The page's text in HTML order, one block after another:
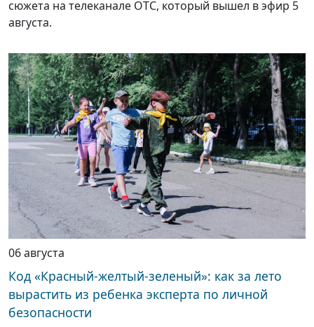
сюжета на телеканале ОТС, который вышел в эфир 5
августа.
06 августа
Код «Красный-желтый-зеленый»: как за лето
вырастить из ребенка эксперта по личной
безопасности